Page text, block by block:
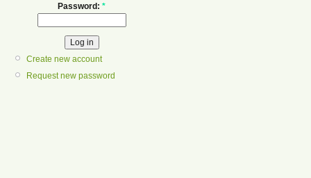
Password: *
Create new account
Request new password